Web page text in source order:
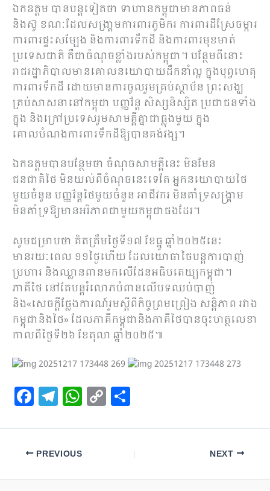
ឯកឧត្តម បានបន្តទៀតថា ទាហានកម្ពុជាមានភាពធន់
និងស៊ូ ខណៈដែលសង្រា្គមការពារភូមិករ ការពារដីស្រែចម្ការ
ការពារផ្ទះសម្បែង និងការពារទឹកដី និងការពារមុខមាត់
ប្រទេសជាតិ គឺជាចំណុចខ្លាំងរបស់កម្ពុជា។ បន្ថែមពីនោះ
រាជរដ្ឋាភិបាលមានគោលនយោបាយដឹកនាំល្អ ក្នុងបុព្វហេតុ
ការពារទឹកដី ដោយមានការចូលរួមគ្រប់ស្ថាប័ន ព្រះសង្ឃ
គ្រប់សាសនានៅកម្ពុជា បញ្ញវ័ន្ត សិស្សនិស្សិត ប្រជាជនទាំង
ក្នុង និងក្រៅប្រទេសរួមសាមគ្គីគ្នាជាធ្លុងមួយ ក្នុង
គោលបំណងការពារទឹកដីឱ្យបានគង់វង្ស។
ឯកឧត្តមបានបន្ថែមថា ចំណុចសាមគ្គីនេះ មិនមែន
ជនជាតិថៃ មិនយល់ពីចំណុចនេះទេតែ អ្នកនយោបាយថៃ
មួយចំនួន បញ្ញវ័ន្តថៃមួយចំនួន អាជីវករ មិនគាំទ្រសង្គ្រាម
មិនគាំទ្រឱ្យមានអរិភាពជាមួយកម្ពុជាផងដែរ។
សូមជម្រាបថា គិតត្រឹមថ្ងៃទី១៧ ខែធ្នូ ឆ្នាំ២០២៥នេះ
មានរយៈពេល ១១ថ្ងៃហើយ ដែលយោធាថៃបន្តការបាញ់
ប្រហារ និងឈ្លានពានមកលើដែនអធិបតេយ្យកម្ពុជា។
ភាគីថៃ នៅតែបន្តរំលោភបំពានលើបទឈប់បាញ់
និង«សេចក្តីថ្លែងការណ៍រួមស្តីពីកិច្ចព្រមព្រៀង សន្តិភាព រវាង
កម្ពុជានិងថៃ» ដែលភាគីកម្ពុជានិងភាគីថៃបានចុះហត្ថលេខា
កាលពីថ្ងៃទី២៦ ខែតុលា ឆ្នាំ២០២៥៕
F
a
c
e
b
T
el
e
gr
a
W
h
at
A
C
o
p
Li
ar
e
PREVIOUS NEXT